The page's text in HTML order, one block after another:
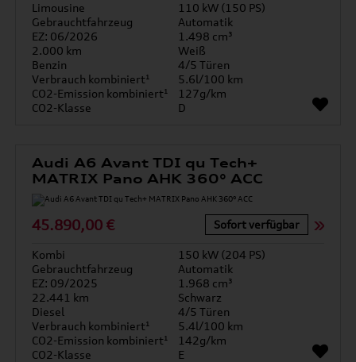
Limousine
110 kW (150 PS)
Gebrauchtfahrzeug
Automatik
EZ: 06/2026
1.498 cm³
2.000 km
Weiß
Benzin
4/5 Türen
Verbrauch kombiniert¹
5.6l/100 km
CO2-Emission kombiniert¹
127g/km
CO2-Klasse
D
Audi A6 Avant TDI qu Tech+
MATRIX Pano AHK 360° ACC
45.890,00 € Sofort verfügbar
Kombi
150 kW (204 PS)
Gebrauchtfahrzeug
Automatik
EZ: 09/2025
1.968 cm³
22.441 km
Schwarz
Diesel
4/5 Türen
Verbrauch kombiniert¹
5.4l/100 km
CO2-Emission kombiniert¹
142g/km
CO2-Klasse
E